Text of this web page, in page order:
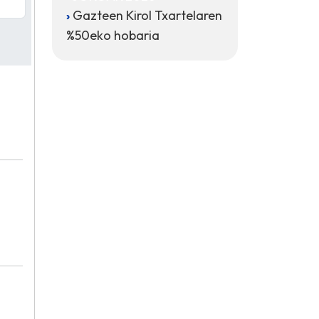
Gazteen Kirol Txartelaren
%50eko hobaria